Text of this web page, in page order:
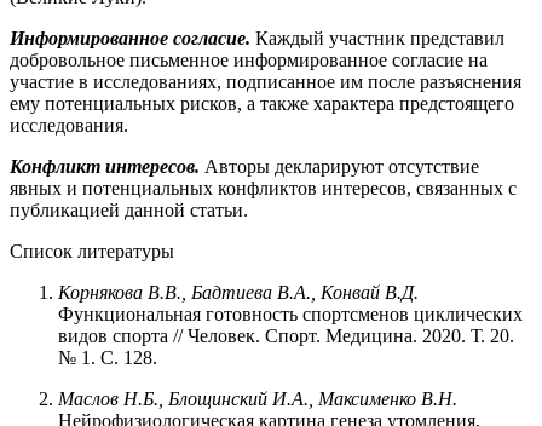
Информированное согласие. Каждый участник представил
добровольное письменное информированное согласие на
участие в исследованиях, подписанное им после разъяснения
ему потенциальных рисков, а также характера предстоящего
исследования.
Конфликт интересов. Авторы декларируют отсутствие
явных и потенциальных конфликтов интересов, связанных с
публикацией данной статьи.
Список литературы
Корнякова В.В., Бадтиева В.А., Конвай В.Д.
Функциональная готовность спортсменов циклических
видов спорта // Человек. Спорт. Медицина. 2020. Т. 20.
№ 1. С. 128.
Маслов Н.Б., Блощинский И.А., Максименко В.Н.
Нейрофизиологическая картина генеза утомления,